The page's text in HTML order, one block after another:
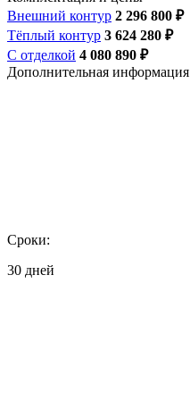
Внешний контур 2 296 800 ₽
Тёплый контур 3 624 280 ₽
С отделкой 4 080 890 ₽
Дополнительная информация
Сроки:
30 дней